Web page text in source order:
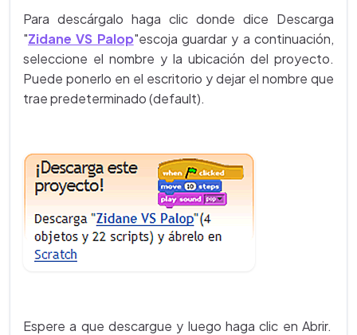
Para descárgalo haga clic donde dice Descarga
"Zidane VS Palop"escoja guardar y a continuación,
seleccione el nombre y la ubicación del proyecto.
Puede ponerlo en el escritorio y dejar el nombre que
trae predeterminado (default).
Espere a que descargue y luego haga clic en Abrir.